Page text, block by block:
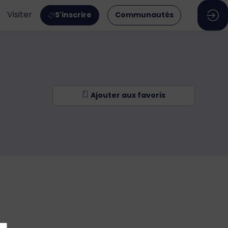
Visiter S'inscrire Communautés
Ajouter aux favoris